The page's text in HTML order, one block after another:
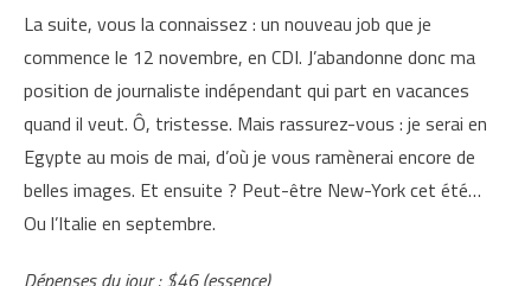
La suite, vous la connaissez : un nouveau job que je
commence le 12 novembre, en CDI. J’abandonne donc ma
position de journaliste indépendant qui part en vacances
quand il veut. Ô, tristesse. Mais rassurez-vous : je serai en
Egypte au mois de mai, d’où je vous ramènerai encore de
belles images. Et ensuite ? Peut-être New-York cet été…
Ou l’Italie en septembre.
Dépenses du jour : $46 (essence)